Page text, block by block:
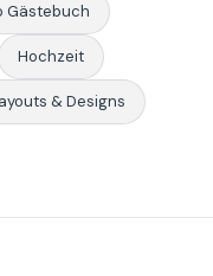
Gästebuch
Hochzeit
& Designs